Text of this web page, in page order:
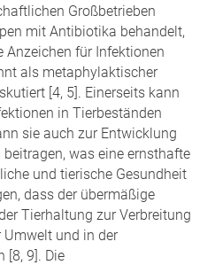
Großbetrieben
mit Antibiotika behandelt,
Anzeichen für Infektionen
als metaphylaktischer
[4, 5]. Einerseits kann
in Tierbeständen
sie auch zur Entwicklung
was eine ernsthafte
und tierische Gesundheit
dass der übermäßige
Tierhaltung zur Verbreitung
Umwelt und in der
[8, 9]. Die